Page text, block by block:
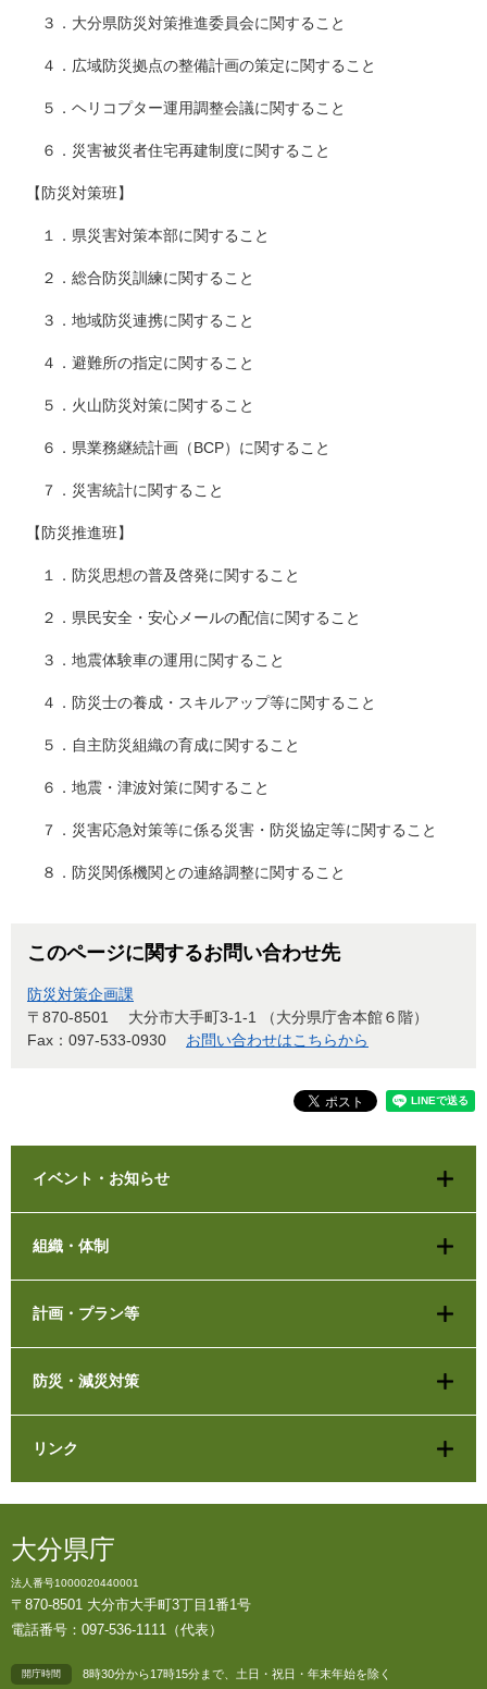
３．大分県防災対策推進委員会に関すること
４．広域防災拠点の整備計画の策定に関すること
５．ヘリコプター運用調整会議に関すること
６．災害被災者住宅再建制度に関すること
【防災対策班】
１．県災害対策本部に関すること
２．総合防災訓練に関すること
３．地域防災連携に関すること
４．避難所の指定に関すること
５．火山防災対策に関すること
６．県業務継続計画（BCP）に関すること
７．災害統計に関すること
【防災推進班】
１．防災思想の普及啓発に関すること
２．県民安全・安心メールの配信に関すること
３．地震体験車の運用に関すること
４．防災士の養成・スキルアップ等に関すること
５．自主防災組織の育成に関すること
６．地震・津波対策に関すること
７．災害応急対策等に係る災害・防災協定等に関すること
８．防災関係機関との連絡調整に関すること
このページに関するお問い合わせ先
防災対策企画課
〒870-8501
大分市大手町3-1-1 （大分県庁舎本館６階）
Fax：097-533-0930
お問い合わせはこちらから
イベント・お知らせ
組織・体制
計画・プラン等
防災・減災対策
リンク
大分県庁
法人番号1000020440001
〒870-8501 大分市大手町3丁目1番1号
電話番号：097-536-1111（代表）
開庁時間 8時30分から17時15分まで、土日・祝日・年末年始を除く